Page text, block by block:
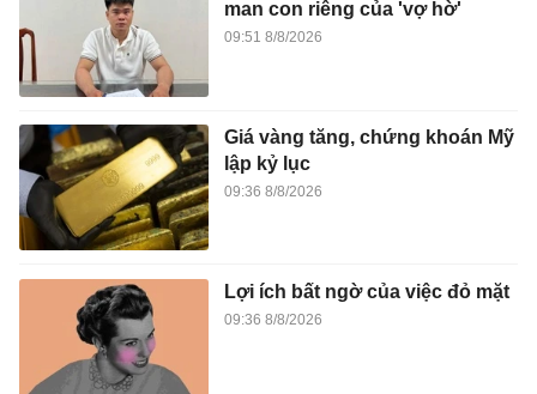
man con riêng của 'vợ hờ'
09:51 8/8/2026
Giá vàng tăng, chứng khoán Mỹ
lập kỷ lục
09:36 8/8/2026
Lợi ích bất ngờ của việc đỏ mặt
09:36 8/8/2026